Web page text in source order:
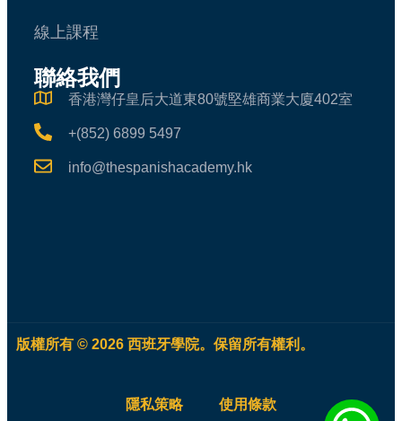
線上課程
聯絡我們
香港灣仔皇后大道東80號堅雄商業大廈402室
+(852) 6899 5497
info@thespanishacademy.hk
版權所有 © 2026 西班牙學院。保留所有權利。
隱私策略 使用條款